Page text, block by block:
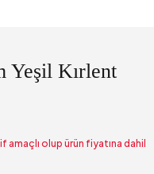
Yeşil Kırlent
olup ürün fiyatına dahil